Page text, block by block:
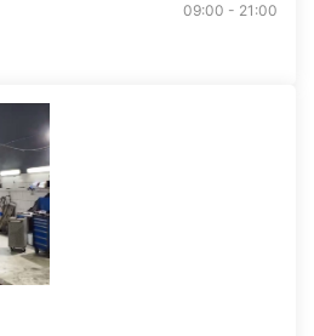
09:00 - 21:00